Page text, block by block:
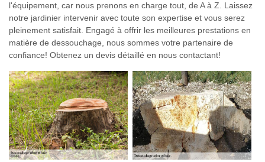
l'équipement, car nous prenons en charge tout, de A à Z. Laissez
notre jardinier intervenir avec toute son expertise et vous serez
pleinement satisfait. Engagé à offrir les meilleures prestations en
matière de dessouchage, nous sommes votre partenaire de
confiance! Obtenez un devis détaillé en nous contactant!